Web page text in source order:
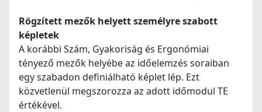
Rögzített mezők helyett személyre szabott
képletek
A korábbi Szám, Gyakoriság és Ergonómiai
tényező mezők helyébe az időelemzés soraiban
egy szabadon definiálható képlet lép. Ezt
közvetlenül megszorozza az adott időmodul TE
értékével.